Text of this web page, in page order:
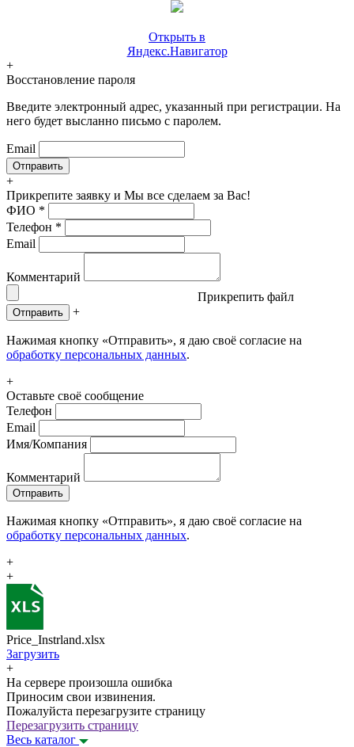
Открыть в
Яндекс.Навигатор
+
Восстановление пароля
Введите электронный адрес, указанный при регистрации. На
него будет высланно письмо с паролем.
Email
+
Прикрепите заявку и Мы все сделаем за Вас!
ФИО *
Телефон *
Email
Комментарий
Прикрепить файл
Отправить +
Нажимая кнопку «Отправить», я даю своё согласие на
обработку персональных данных.
+
Оставьте своё сообщение
Телефон
Email
Имя/Компания
Комментарий
Отправить
Нажимая кнопку «Отправить», я даю своё согласие на
обработку персональных данных.
+
+
Price_Instrland.xlsx
Загрузить
+
На сервере произошла ошибка
Приносим свои извинения.
Пожалуйста перезагрузите страницу
Перезагрузить страницу
Весь каталог